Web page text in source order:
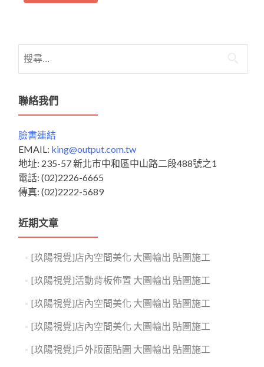
尋
鍵
字:
聯絡我們
臉書連結
EMAIL: king@output.com.tw
地址: 235-57 新北市中和區中山路二段488號之1
電話: (02)2226-6665
傳真: (02)2222-5689
近期文章
[玖陽視覺]店內空間美化 大圖輸出 貼圖施工
[玖陽視覺]活動背板佈置 大圖輸出 貼圖施工
[玖陽視覺]店內空間美化 大圖輸出 貼圖施工
[玖陽視覺]店內空間美化 大圖輸出 貼圖施工
[玖陽視覺]戶外版面貼圖 大圖輸出 貼圖施工